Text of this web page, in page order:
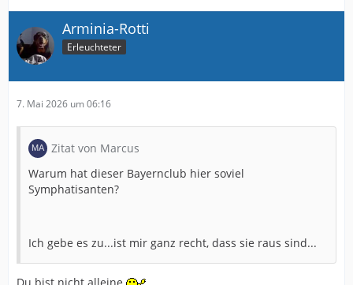
Arminia-Rotti
Erleuchteter
7. Mai 2026 um 06:16
Zitat von Marcus
Warum hat dieser Bayernclub hier soviel
Symphatisanten?
Ich gebe es zu...ist mir ganz recht, dass sie raus sind...